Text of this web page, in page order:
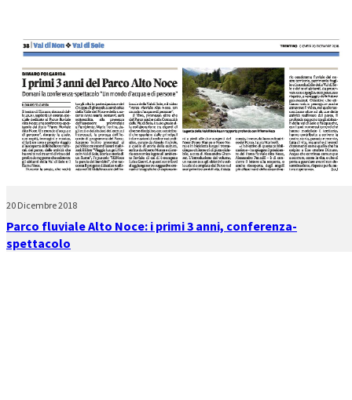
20 Dicembre 2018
Parco fluviale Alto Noce: i primi 3 anni, conferenza-
spettacolo